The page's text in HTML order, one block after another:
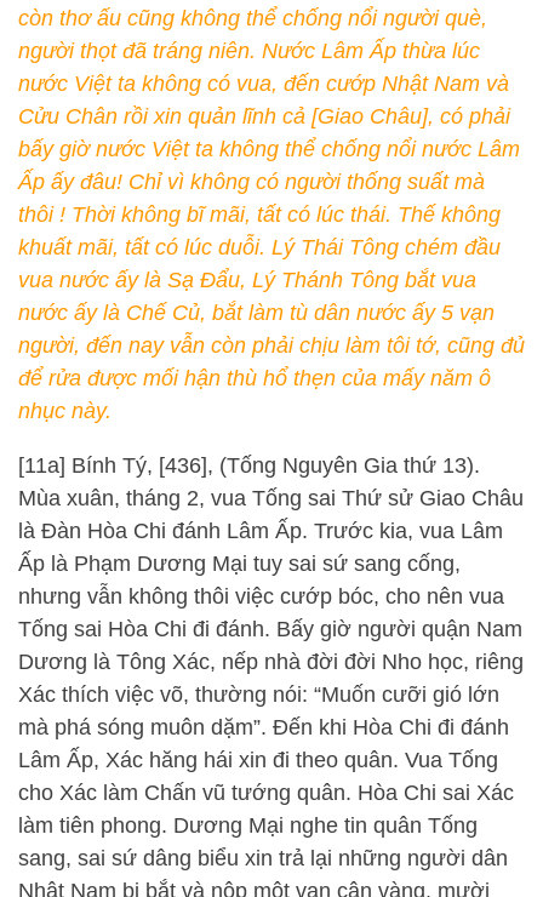
còn thơ ấu cũng không thể chống nổi người què,
người thọt đã tráng niên. Nước Lâm Ấp thừa lúc
nước Việt ta không có vua, đến cướp Nhật Nam và
Cửu Chân rồi xin quản lĩnh cả [Giao Châu], có phải
bấy giờ nước Việt ta không thể chống nổi nước Lâm
Ấp ấy đâu! Chỉ vì không có người thống suất mà
thôi ! Thời không bĩ mãi, tất có lúc thái. Thế không
khuất mãi, tất có lúc duỗi. Lý Thái Tông chém đầu
vua nước ấy là Sạ Đẩu, Lý Thánh Tông bắt vua
nước ấy là Chế Củ, bắt làm tù dân nước ấy 5 vạn
người, đến nay vẫn còn phải chịu làm tôi tớ, cũng đủ
để rửa được mối hận thù hổ thẹn của mấy năm ô
nhục này.
[11a] Bính Tý, [436], (Tống Nguyên Gia thứ 13).
Mùa xuân, tháng 2, vua Tống sai Thứ sử Giao Châu
là Đàn Hòa Chi đánh Lâm Ấp. Trước kia, vua Lâm
Ấp là Phạm Dương Mại tuy sai sứ sang cống,
nhưng vẫn không thôi việc cướp bóc, cho nên vua
Tống sai Hòa Chi đi đánh. Bấy giờ người quận Nam
Dương là Tông Xác, nếp nhà đời đời Nho học, riêng
Xác thích việc võ, thường nói: “Muốn cưỡi gió lớn
mà phá sóng muôn dặm”. Đến khi Hòa Chi đi đánh
Lâm Ấp, Xác hăng hái xin đi theo quân. Vua Tống
cho Xác làm Chấn vũ tướng quân. Hòa Chi sai Xác
làm tiên phong. Dương Mại nghe tin quân Tống
sang, sai sứ dâng biểu xin trả lại những người dân
Nhật Nam bị bắt và nộp một vạn cân vàng, mười